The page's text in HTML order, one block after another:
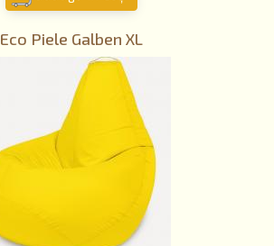
Eco Piele Galben XL